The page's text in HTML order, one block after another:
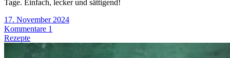
Tage. Einfach, lecker und sättigend!
17. November 2024
Kommentare 1
Rezepte